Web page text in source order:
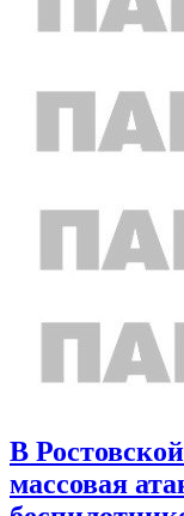
В
массовая